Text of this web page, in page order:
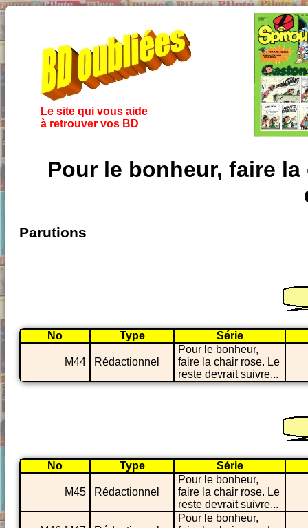
Le site qui vous aide
à retrouver vos BD
Pour le bonheur, faire
Parutions
No Type Série
M44 Rédactionnel
Pour le bonheur,
faire la chair rose. Le
reste devrait suivre...
No Type Série
M45 Rédactionnel
Pour le bonheur,
faire la chair rose. Le
reste devrait suivre...
Pour le bonheur,